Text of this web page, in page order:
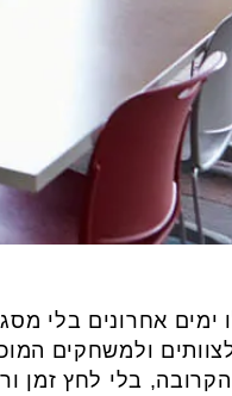
ימים אחרונים בלי
ולמשחקים
בלי לחץ זמן